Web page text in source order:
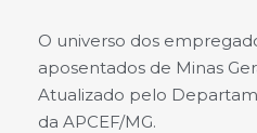
O universo dos
aposentados de Minas
Atualizado pelo
da APCEF/MG.